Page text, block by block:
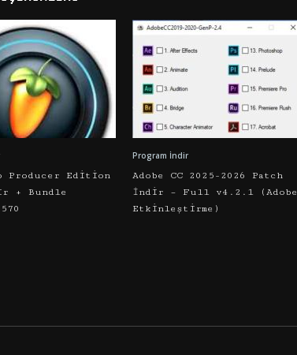
Producer Edition
+ Bundle
Program İndir
Adobe CC 2025-2026 Patch
İndir – Full v4.2.1 (Adobe
Etkinleştirme)